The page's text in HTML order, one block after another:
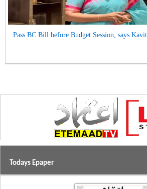
Pass BC Bill before Budget Session, says
Todays Epaper